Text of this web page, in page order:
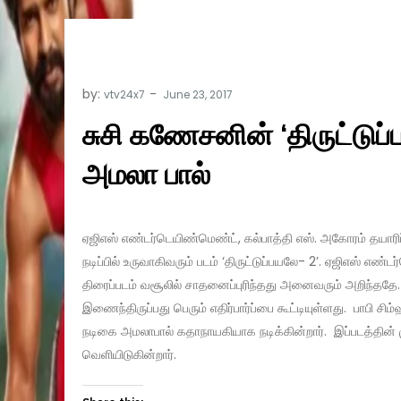
by: vtv24x7
சுசி கணேசனின்
அமலா பால்
ஏஜிஎஸ் எண்டர்டெயிண்மெண்ட், கல்பாத்தி எஸ். அகோரம்
நடிப்பில் உருவாகிவரும் படம் ‘திருட்டுப்பயலே- 2’. ஏஜிஎஸ்
திரைப்படம் வசூலில் சாதனைப்புரிந்தது அனைவரும்
இணைந்திருப்பது பெரும் எதிர்பார்ப்பை கூட்டியுள்ளது. பாபி
நடிகை அமலாபால் கதாநாயகியாக நடிக்கின்றார்.
வெளியிடுகின்றார்.